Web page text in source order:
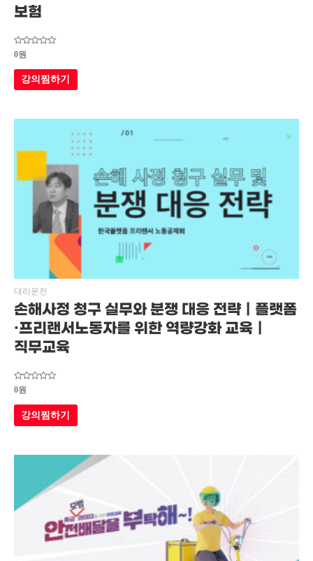
보험
5
중에서
0
로
평가됨
0원
강의찜하기
대리운전
손해사정 청구 실무와 분쟁 대응 전략｜플랫폼
·프리랜서노동자를 위한 역량강화 교육｜
직무교육
5
중에서
0
로
평가됨
0원
강의찜하기